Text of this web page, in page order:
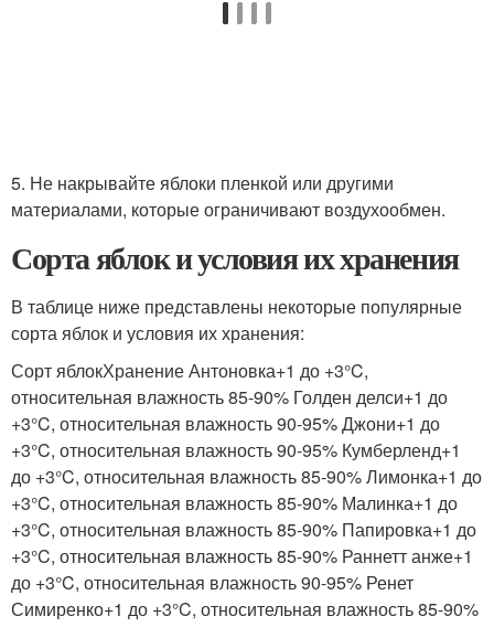
5. Не накрывайте яблоки пленкой или другими
материалами, которые ограничивают воздухообмен.
Сорта яблок и условия их хранения
В таблице ниже представлены некоторые популярные
сорта яблок и условия их хранения:
Сорт яблокХранение Антоновка+1 до +3°C,
относительная влажность 85-90% Голден делси+1 до
+3°C, относительная влажность 90-95% Джони+1 до
+3°C, относительная влажность 90-95% Кумберленд+1
до +3°C, относительная влажность 85-90% Лимонка+1 до
+3°C, относительная влажность 85-90% Малинка+1 до
+3°C, относительная влажность 85-90% Папировка+1 до
+3°C, относительная влажность 85-90% Раннетт анже+1
до +3°C, относительная влажность 90-95% Ренет
Симиренко+1 до +3°C, относительная влажность 85-90%